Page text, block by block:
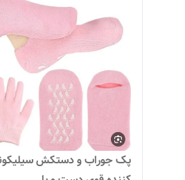
پک جوراب و دستکش